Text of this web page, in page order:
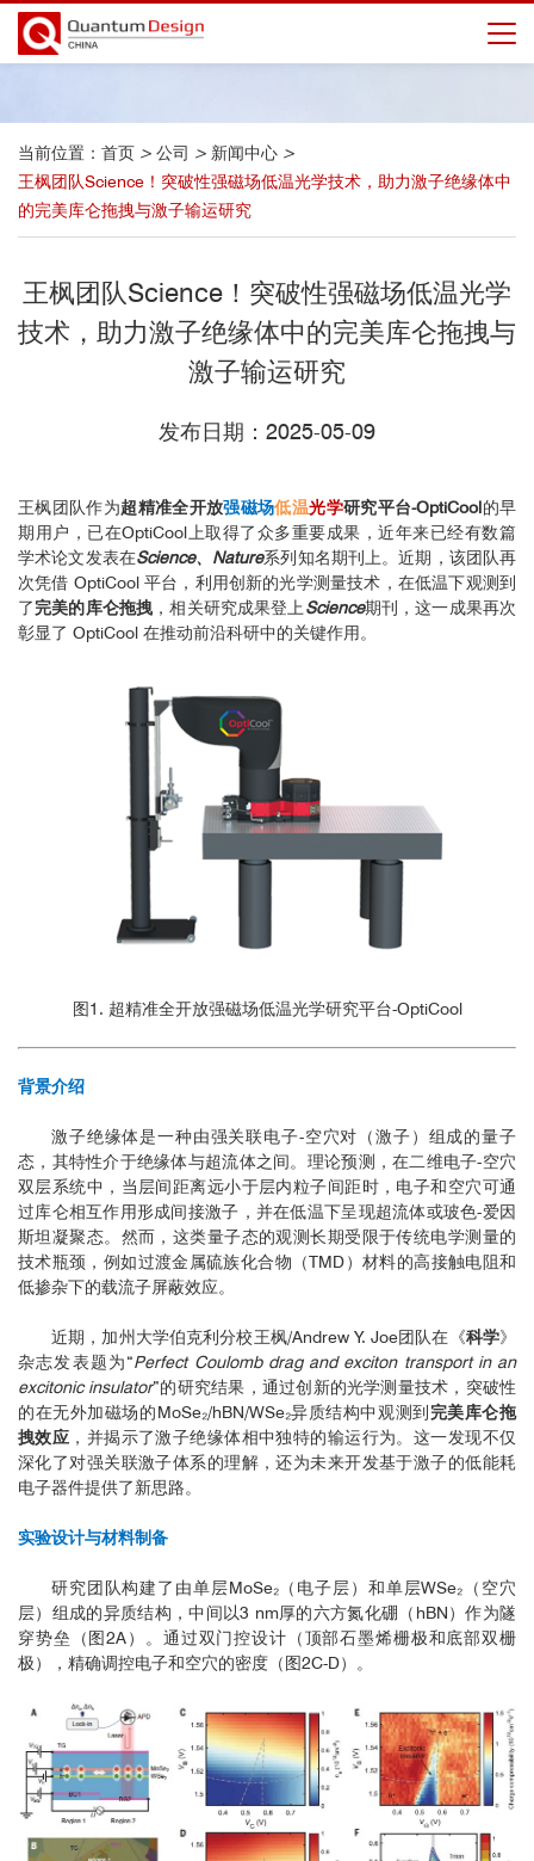
当前位置： 首页 > 公司 > 新闻中心 >
王枫团队Science！突破性强磁场低温光学技术，助力激子绝缘体中
的完美库仑拖拽与激子输运研究
王枫团队Science！突破性强磁场低温光学
技术，助力激子绝缘体中的完美库仑拖拽与
激子输运研究
发布日期：2025-05-09
王枫团队作为超精准全开放强磁场低温光学研究平台-OptiCool的早
期用户，已在OptiCool上取得了众多重要成果，近年来已经有数篇
学术论文发表在Science、Nature系列知名期刊上。近期，该团队再
次凭借 OptiCool 平台，利用创新的光学测量技术，在低温下观测到
了完美的库仑拖拽 ，相关研究成果登上 Science期刊，这一成果再次
彰显了 OptiCool 在推动前沿科研中的关键作用。
图1. 超精准全开放强磁场低温光学研究平台-OptiCool
背景介绍
激子绝缘体是一种由强关联电子-空穴对（激子）组成的量子
态，其特性介于绝缘体与超流体之间。理论预测，在二维电子-空穴
双层系统中，当层间距离远小于层内粒子间距时，电子和空穴可通
过库仑相互作用形成间接激子，并在低温下呈现超流体或玻色-爱因
斯坦凝聚态。然而，这类量子态的观测长期受限于传统电学测量的
技术瓶颈，例如过渡金属硫族化合物（TMD）材料的高接触电阻和
低掺杂下的载流子屏蔽效应。
近期，加州大学伯克利分校王枫/Andrew Y. Joe团队在《科学》
杂志发表题为“Perfect Coulomb drag and exciton transport in an
excitonic insulator”的研究结果，通过创新的光学测量技术，突破性
的在无外加磁场的MoSe₂/hBN/WSe₂异质结构中观测到 完美库仑拖
拽效应 ，并揭示了激子绝缘体相中独特的输运行为。这一发现不仅
深化了对强关联激子体系的理解，还为未来开发基于激子的低能耗
电子器件提供了新思路。
实验设计与材料制备
研究团队构建了由单层MoSe₂（电子层）和单层WSe₂（空穴
层）组成的异质结构，中间以3 nm厚的六方氮化硼（hBN）作为隧
穿势垒（图2A）。通过双门控设计（顶部石墨烯栅极和底部双栅
极），精确调控电子和空穴的密度（图2C-D）。